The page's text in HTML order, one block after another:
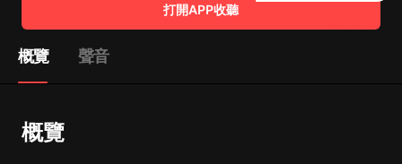
打開APP收聽
概覽 聲音
概覽